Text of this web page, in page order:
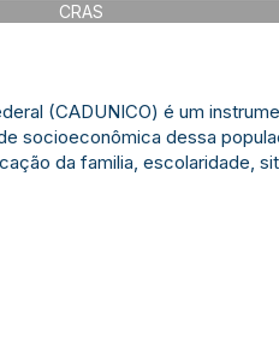
CRAS
(CADUNICO) é um
socioeconômica dessa
da familia, escolaridade,